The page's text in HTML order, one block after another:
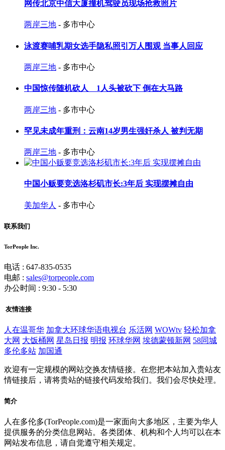
网传北京中信大厦撞机驾驶员现场抢救照片
两岸三地 - 多市中心
泳渡赛哺乳期女选手隐私照引万人围观 当事人回应
两岸三地 - 多市中心
中国惊传随机砍人 1人头被砍下 倒在大马路
两岸三地 - 多市中心
罕见未成年重刑：云南14岁男生强奸杀人 被判无期
两岸三地 - 多市中心
中国小贩要竞选洛杉矶市长:3年后 实现摆摊自由
美加华人 - 多市中心
联系我们
TorPeople Inc.
电话 : 647-835-0535
电邮 : sales@torpeople.com
办公时间 : 9:30 - 5:30
友情连接
人在温哥华 加拿大环球华语电视台 乐活网 WOWtv 轻松加拿
大网 大饭桶网 星岛日报 明报 环球华网 埃德蒙顿新网 58同城
多伦多站 加国通
欢迎有一定规模的网站交换友情链接。在您把本站加入贵站友
情链接后，请将贵站的链接代码发给我们。我们会尽快处理。
简介
人在多伦多(TorPeople.com)是一家面向大多地区，主要为华人
提供服务的分类信息网站。各类团体、机构和个人均可以在本
网站发布信息，请自觉遵守相关规定。